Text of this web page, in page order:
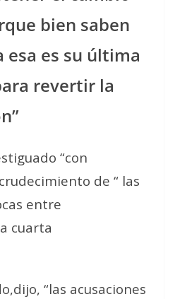
bien saben
esa es su última
revertir la
“con
de “ las
entre
cuarta
“las acusaciones